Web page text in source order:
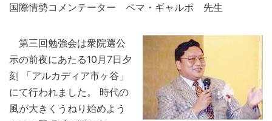
国際情勢コメンテーター ペマ・ギャルポ 先生
第三回勉強会は衆院選公
示の前夜にあたる10月7日夕
刻 「アルカディア市ヶ谷」
にて行われました。 時代の
風が大きくうねり始めよう